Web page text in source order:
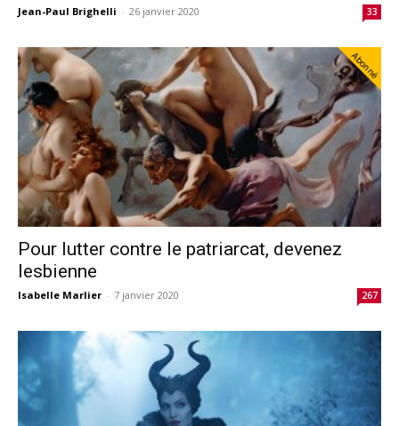
Jean-Paul Brighelli - 26 janvier 2020 33
Abonné
Pour lutter contre le patriarcat, devenez
lesbienne
Isabelle Marlier - 7 janvier 2020 267